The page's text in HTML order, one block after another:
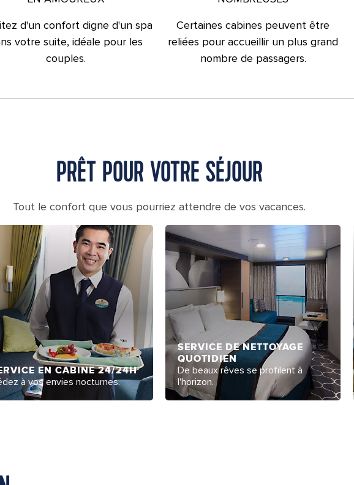
d'un confort digne d'un spa
votre suite, idéale pour les
couples.
Certaines cabines peuvent être
reliées pour accueillir un plus grand
nombre de passagers.
PRÊT POUR VOTRE SÉJOUR
Tout le confort que vous pourriez attendre de vos vacances.
EN CABINE 24/24H
à vos envies nocturnes.
SERVICE DE NETTOYAGE
QUOTIDIEN
De beaux rêves se profilent à
l'horizon.